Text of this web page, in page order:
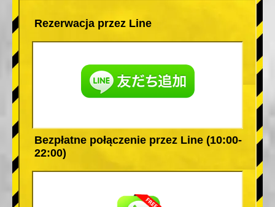
Rezerwacja przez Line
Bezpłatne połączenie przez Line (10:00-
22:00)